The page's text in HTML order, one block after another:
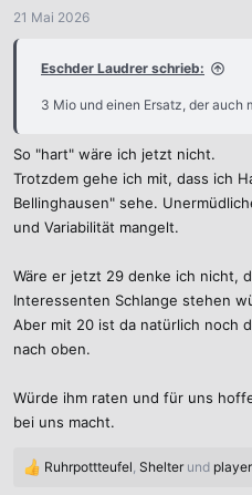
21 Mai 2026
Eschder Laudrer schrieb:
3 Mio und einen Ersatz, der auch
So "hart" wäre ich jetzt nicht.
Trotzdem gehe ich mit, dass ich
Bellinghausen" sehe.
und Variabilität mangelt.
Wäre er jetzt 29 denke ich nicht,
Interessenten Schlange stehen
Aber mit 20 ist da natürlich noch
nach oben.
Würde ihm raten und für uns
bei uns macht.
R
Ruhrpottteufel Shelter und